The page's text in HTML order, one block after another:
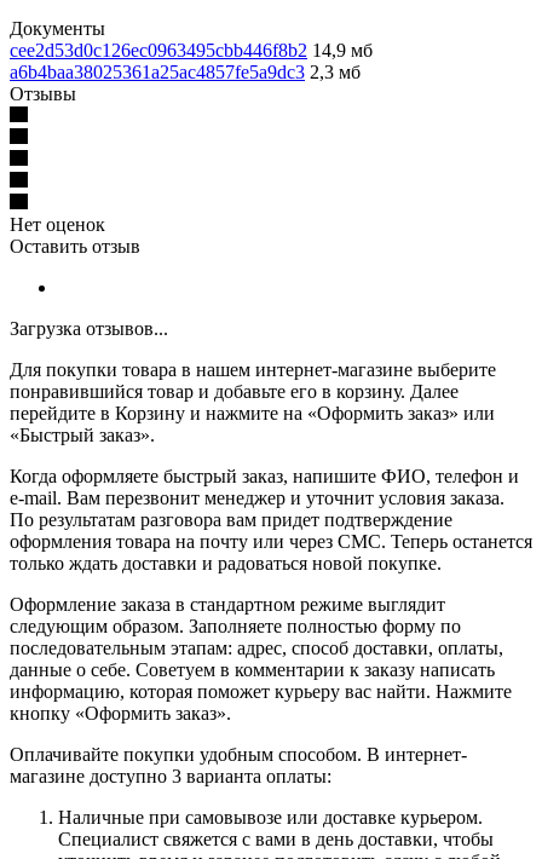
Документы
cee2d53d0c126ec0963495cbb446f8b2 14,9 мб
a6b4baa38025361a25ac4857fe5a9dc3 2,3 мб
Отзывы
Нет оценок
Оставить отзыв
Загрузка отзывов...
Для покупки товара в нашем интернет-магазине выберите
понравившийся товар и добавьте его в корзину. Далее
перейдите в Корзину и нажмите на «Оформить заказ» или
«Быстрый заказ».
Когда оформляете быстрый заказ, напишите ФИО, телефон и
e-mail. Вам перезвонит менеджер и уточнит условия заказа.
По результатам разговора вам придет подтверждение
оформления товара на почту или через СМС. Теперь останется
только ждать доставки и радоваться новой покупке.
Оформление заказа в стандартном режиме выглядит
следующим образом. Заполняете полностью форму по
последовательным этапам: адрес, способ доставки, оплаты,
данные о себе. Советуем в комментарии к заказу написать
информацию, которая поможет курьеру вас найти. Нажмите
кнопку «Оформить заказ».
Оплачивайте покупки удобным способом. В интернет-
магазине доступно 3 варианта оплаты:
Наличные при самовывозе или доставке курьером.
Специалист свяжется с вами в день доставки, чтобы